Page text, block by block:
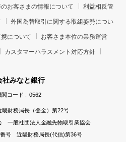
お客さまの情報について 利益相反管
外国為替取引に関する取組姿勢につい
について お客さま本位の業務運営
カスタマーハラスメント対応方針
社みなと銀行
関コード : 0562
畿財務局長（登金）第22号
一般社団法人金融先物取引業協会
号 近畿財務局長(代信)第36号